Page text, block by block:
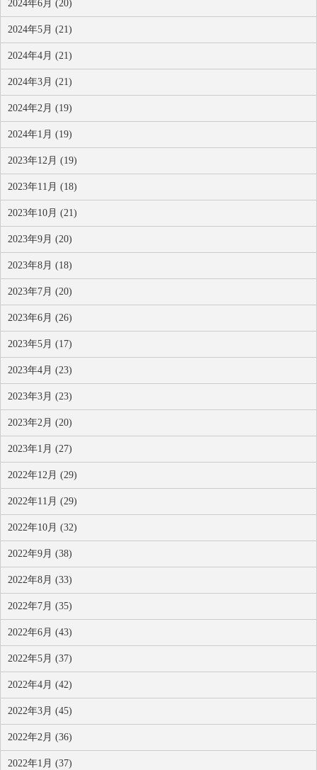
2024年6月 (20)
2024年5月 (21)
2024年4月 (21)
2024年3月 (21)
2024年2月 (19)
2024年1月 (19)
2023年12月 (19)
2023年11月 (18)
2023年10月 (21)
2023年9月 (20)
2023年8月 (18)
2023年7月 (20)
2023年6月 (26)
2023年5月 (17)
2023年4月 (23)
2023年3月 (23)
2023年2月 (20)
2023年1月 (27)
2022年12月 (29)
2022年11月 (29)
2022年10月 (32)
2022年9月 (38)
2022年8月 (33)
2022年7月 (35)
2022年6月 (43)
2022年5月 (37)
2022年4月 (42)
2022年3月 (45)
2022年2月 (36)
2022年1月 (37)